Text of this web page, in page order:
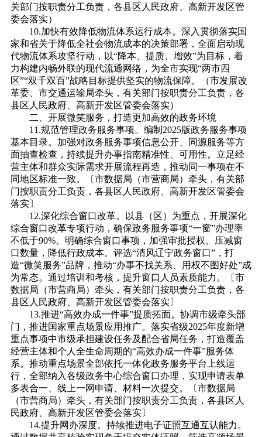
关部门按职责分工负责，各县区人民政府、高新开发区管
委会落实）
10.加快有效降低物流体系运行成本。深入贯彻落实国
家和省关于降低全社会物流成本的决策部署，全面启动现
代物流体系攻坚行动，以“降本、提质、增效”为目标，着
力构建内畅外联的现代流通网络，为全市实现“两市四
区”“双千双百”战略目标提供坚实的物流保障。（市发展改
革委、市交通运输局牵头，有关部门按职责分工负责，各
县区人民政府、高新开发区管委会落实）
二、开展微笑服务，打造更加高效的政务环境
11.规范管理政务服务事项。编制2025版政务服务事项
基本目录。加强对政务服务事项信息公开、同源服务等方
面抽查检查，持续提升办事指南精准性、可用性。立足经
营主体和群众实际需求开展流程再造，推动同一事项在不
同地区标准一致。〔市数据局（市营商局）牵头，有关部
门按职责分工负责，各县区人民政府、高新开发区管委会
落实〕
12.深化综合窗口改革。以县（区）为重点，开展深化
综合窗口改革专项行动，确保政务服务事项“一窗”办理率
不低于90%。明确综合窗口事项，加强审批授权。压减窗
口数量，降低行政成本。评选“清风辽宁政务窗口”，打
造“微笑服务”品牌，推动“办事不找关系、用权不图好处”成
为常态。通过培训和考核，提升窗口人员素质能力。〔市
数据局（市营商局）牵头，有关部门按职责分工负责，各
县区人民政府、高新开发区管委会落实〕
13.推进“高效办成一件事”提质拓面。协调市级牵头部
门，推进国家重点场景应用推广。落实省级2025年度新增
重点事项中市级承担建设任务及配合省局任务，打造覆盖
经营主体和个人全生命周期的“高效办成一件事”服务体
系。推动重点场景全部依托一体化政务服务平台上线运
行，全部纳入各级政务中心综合窗口办理，实现申请表单
多表合一、线上一网申请、材料一次提交。〔市数据局
（市营商局）牵头，有关部门按职责分工负责，各县区人
民政府、高新开发区管委会落实〕
14.提升网办深度。持续推进电子证照互通互认能力。